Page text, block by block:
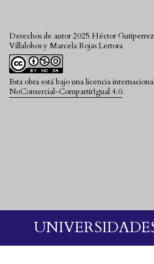
Derechos de autor 2025 Héctor
Villalobos y Marcela Rojas Lertora
Esta obra está bajo una licencia
NoComercial-CompartirIgual 4.0.